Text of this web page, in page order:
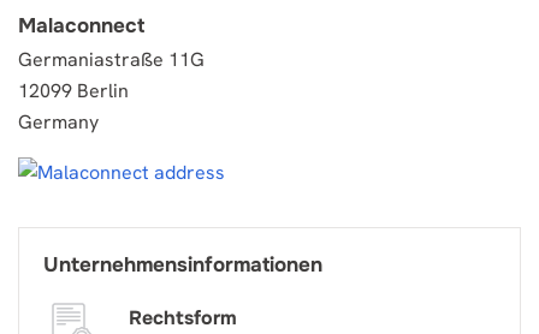
Malaconnect
Germaniastraße 11G
12099 Berlin
Germany
Unternehmensinformationen
Rechtsform